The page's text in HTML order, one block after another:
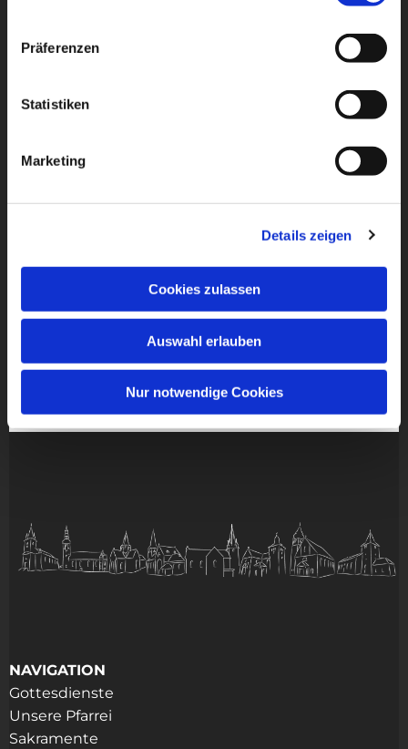
Präferenzen
Statistiken
Marketing
Details zeigen
Cookies zulassen
Auswahl erlauben
Nur notwendige Cookies
NAVIGATION
Gottesdienste
Unsere Pfarrei
Sakramente